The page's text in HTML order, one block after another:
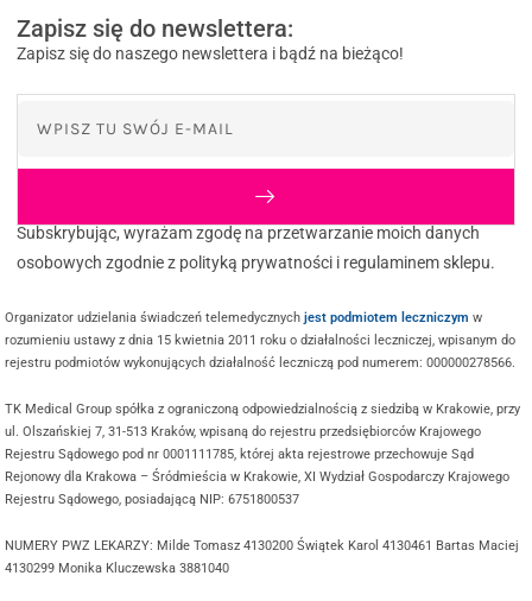
Zapisz się do newslettera:
Zapisz się do naszego newslettera i bądź na bieżąco!
Subskrybując, wyrażam zgodę na przetwarzanie moich danych
osobowych zgodnie z polityką prywatności i regulaminem sklepu.
Organizator udzielania świadczeń telemedycznychjest podmiotem leczniczym w
rozumieniu ustawy z dnia 15 kwietnia 2011 roku o działalności leczniczej, wpisanym do
rejestru podmiotów wykonujących działalność leczniczą pod numerem: 000000278566.
TK Medical Group spółka z ograniczoną odpowiedzialnością z siedzibą w Krakowie, przy
ul. Olszańskiej 7, 31-513 Kraków, wpisaną do rejestru przedsiębiorców Krajowego
Rejestru Sądowego pod nr 0001111785, której akta rejestrowe przechowuje Sąd
Rejonowy dla Krakowa – Śródmieścia w Krakowie, XI Wydział Gospodarczy Krajowego
Rejestru Sądowego, posiadającą NIP: 6751800537
NUMERY PWZ LEKARZY: Milde Tomasz 4130200 Świątek Karol 4130461 Bartas Maciej
4130299 Monika Kluczewska 3881040